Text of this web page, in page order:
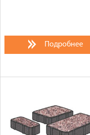
Подробнее